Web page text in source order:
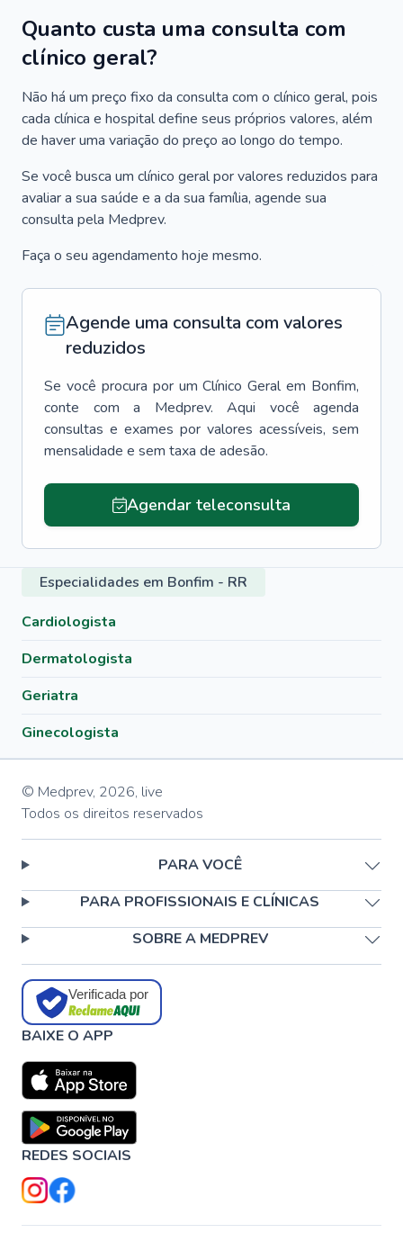
Quanto custa uma consulta com
clínico geral?
Não há um preço fixo da consulta com o clínico geral, pois
cada clínica e hospital define seus próprios valores, além
de haver uma variação do preço ao longo do tempo.
Se você busca um clínico geral por valores reduzidos para
avaliar a sua saúde e a da sua família, agende sua
consulta pela Medprev.
Faça o seu agendamento hoje mesmo.
Agende uma consulta com valores
reduzidos
Se você procura por um Clínico Geral em Bonfim,
conte com a Medprev. Aqui você agenda
consultas e exames por valores acessíveis, sem
mensalidade e sem taxa de adesão.
Agendar teleconsulta
Especialidades em Bonfim - RR
Cardiologista
Dermatologista
Geriatra
Ginecologista
© Medprev, 2026, live
Todos os direitos reservados
PARA VOCÊ
PARA PROFISSIONAIS E CLÍNICAS
SOBRE A MEDPREV
Verificada por
BAIXE O APP
REDES SOCIAIS